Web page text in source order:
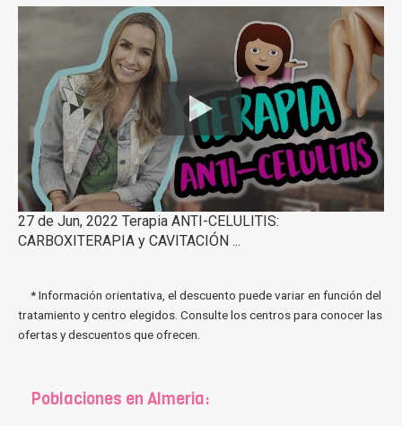
27 de Jun, 2022 Terapia ANTI-CELULITIS:
CARBOXITERAPIA y CAVITACIÓN ...
* Información orientativa, el descuento puede variar en función del
tratamiento y centro elegidos. Consulte los centros para conocer las
ofertas y descuentos que ofrecen.
Poblaciones en Almeria: